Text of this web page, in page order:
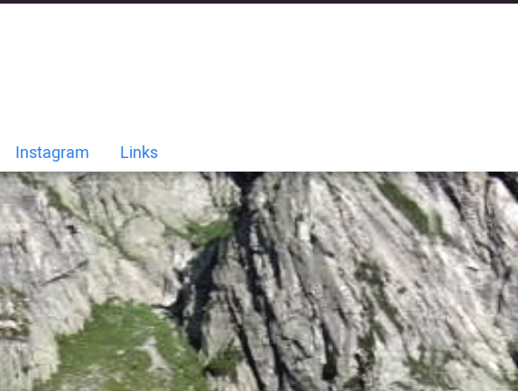
Instagram Links